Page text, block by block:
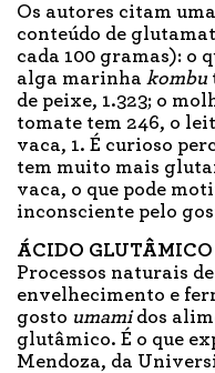
Os autores citam
conteúdo de
cada 100 gramas): o
alga marinha kombu
de peixe, 1.323; o
tomate tem 246, o
vaca, 1. É curioso
tem muito mais
vaca, o que pode
inconsciente pelo
ÁCIDO GLUTÂMICO
Processos naturais
envelhecimento e
gosto umamidos
glutâmico. É o que
Mendoza, da